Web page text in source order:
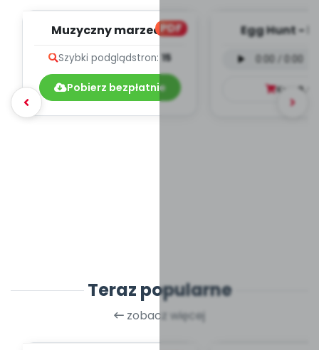
PDF
Muzyczny marzec -
Szybki podglądstron: 15
Pobierz bezpłatnie
Egg Hunt -
mp3)
Kup 9.99
Teraz popularne
zobacz więcej